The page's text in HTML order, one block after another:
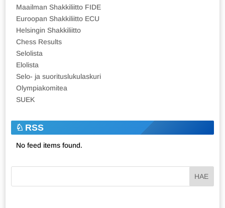
Maailman Shakkiliitto FIDE
Euroopan Shakkiliitto ECU
Helsingin Shakkiliitto
Chess Results
Selolista
Elolista
Selo- ja suorituslukulaskuri
Olympiakomitea
SUEK
RSS
No feed items found.